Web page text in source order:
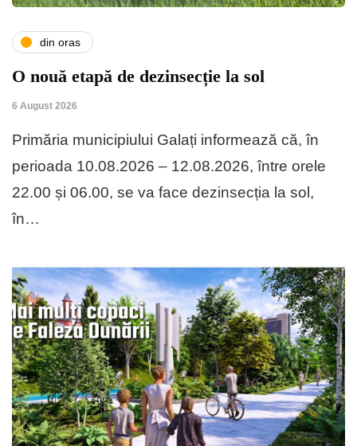
din oras
O nouă etapă de dezinsecție la sol
6 August 2026
Primăria municipiului Galați informează că, în
perioada 10.08.2026 – 12.08.2026, între orele
22.00 și 06.00, se va face dezinsecția la sol,
în…